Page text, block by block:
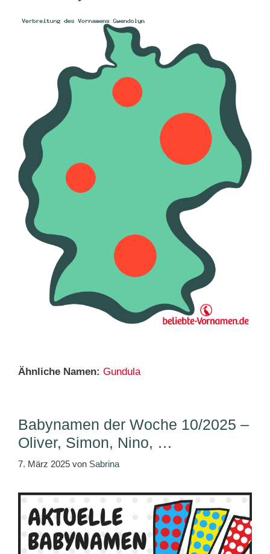
Ähnliche Namen: Gundula
Babynamen der Woche 10/2025 –
Oliver, Simon, Nino, …
7. März 2025 von Sabrina